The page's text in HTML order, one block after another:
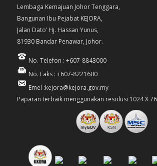
Lembaga Kemajuan Johor Tenggara,
Bangunan Ibu Pejabat KEJORA,
Jalan Dato’ Hj. Hassan Yunus,
81930 Bandar Penawar, Johor.
No. Telefon : +607-8843000
No. Faks : +607-8221600
Emel :kejora@kejora.gov.my
Paparan terbaik menggunakan resolusi 1024 X